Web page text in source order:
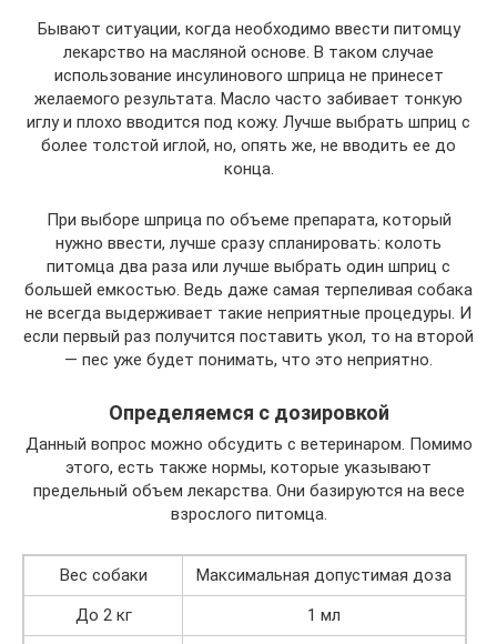
Бывают ситуации, когда необходимо ввести питомцу
лекарство на масляной основе. В таком случае
использование инсулинового шприца не принесет
желаемого результата. Масло часто забивает тонкую
иглу и плохо вводится под кожу. Лучше выбрать шприц с
более толстой иглой, но, опять же, не вводить ее до
конца.
При выборе шприца по объеме препарата, который
нужно ввести, лучше сразу спланировать: колоть
питомца два раза или лучше выбрать один шприц с
большей емкостью. Ведь даже самая терпеливая собака
не всегда выдерживает такие неприятные процедуры. И
если первый раз получится поставить укол, то на второй
— пес уже будет понимать, что это неприятно.
Определяемся с дозировкой
Данный вопрос можно обсудить с ветеринаром. Помимо
этого, есть также нормы, которые указывают
предельный объем лекарства. Они базируются на весе
взрослого питомца.
Вес собаки
Максимальная допустимая доза
До 2 кг
1 мл